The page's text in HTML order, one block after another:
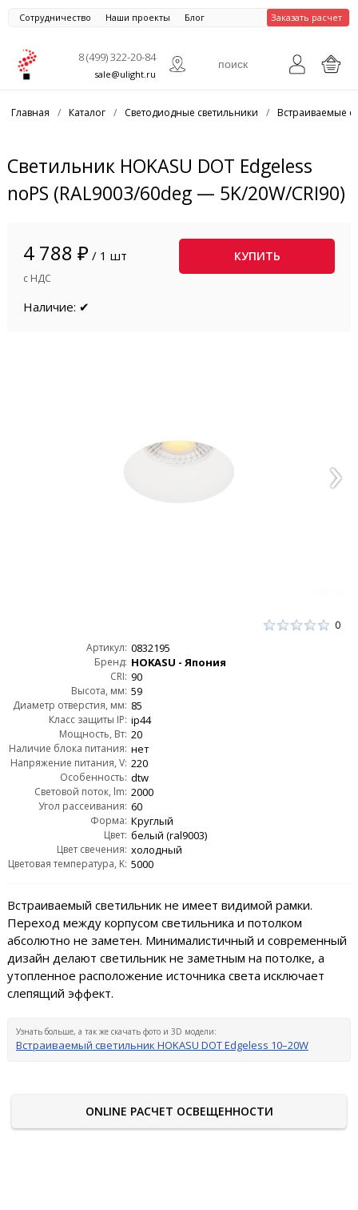
Сотрудничество Наши проекты Блог Заказать расчет
8 (499) 322-20-84
sale@ulight.ru
Главная / Каталог / Светодиодные светильники / Встраиваемые
Светильник HOKASU DOT Edgeless
noPS (RAL9003/60deg — 5K/20W/CRI90)
4 788 ₽ / 1 шт
с НДС
КУПИТЬ
Наличие: ✔
0
Артикул: 0832195
Бренд: HOKASU - Япония
CRI: 90
Высота, мм: 59
Диаметр отверстия, мм: 85
Класс защиты IP: ip44
Мощность, Вт: 20
Наличие блока питания: нет
Напряжение питания, V: 220
Особенность: dtw
Световой поток, lm: 2000
Угол рассеивания: 60
Форма: Круглый
Цвет: белый (ral9003)
Цвет свечения: холодный
Цветовая температура, K: 5000
Встраиваемый светильник не имеет видимой рамки.
Переход между корпусом светильника и потолком
абсолютно не заметен. Минималистичный и современный
дизайн делают светильник не заметным на потолке, а
утопленное расположение источника света исключает
слепящий эффект.
Узнать больше, а так же скачать фото и 3D модели:
Встраиваемый светильник HOKASU DOT Edgeless 10–20W
ONLINE РАСЧЕТ ОСВЕЩЕННОСТИ